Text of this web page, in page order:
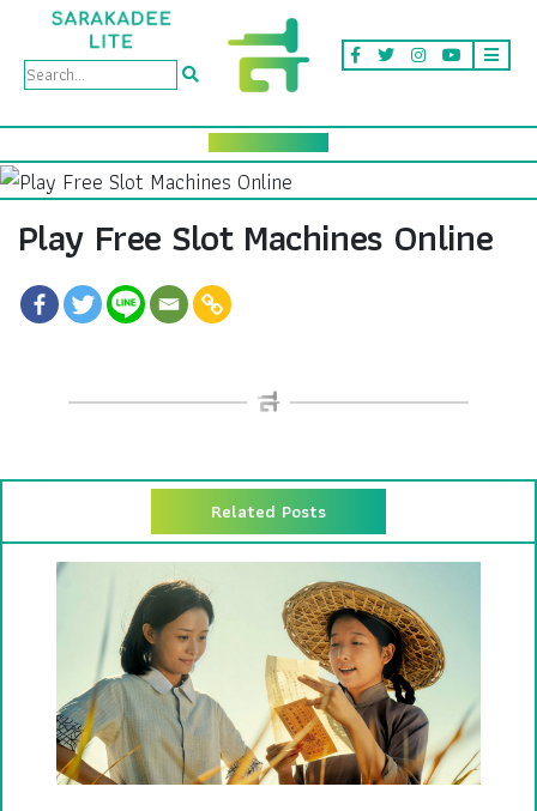
Play Free Slot Machines Online
Related Posts